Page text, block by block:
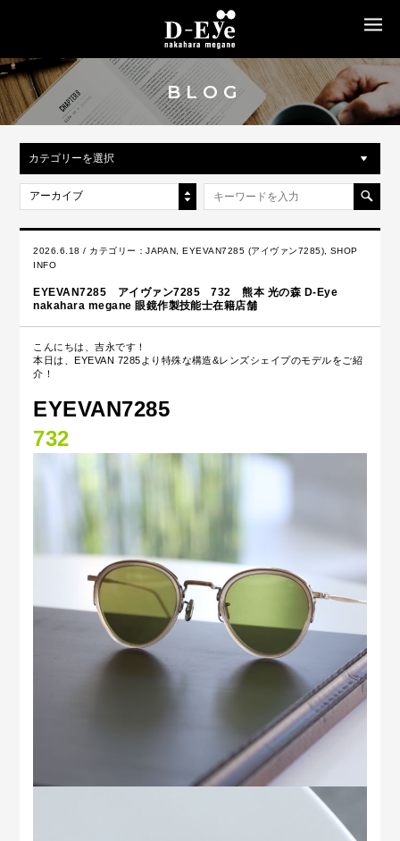
BLOG
カテゴリーを選択
アーカイブ
2026.6.18 / カテゴリー：JAPAN ,EYEVAN7285 (アイヴァン7285), SHOP
INFO
EYEVAN7285 アイヴァン7285 732 熊本 光の森 D-Eye
nakahara megane 眼鏡作製技能士在籍店舗
こんにちは、吉永です！
本日は、EYEVAN 7285より特殊な構造&レンズシェイプのモデルを ご紹
介！
EYEVAN7285
732